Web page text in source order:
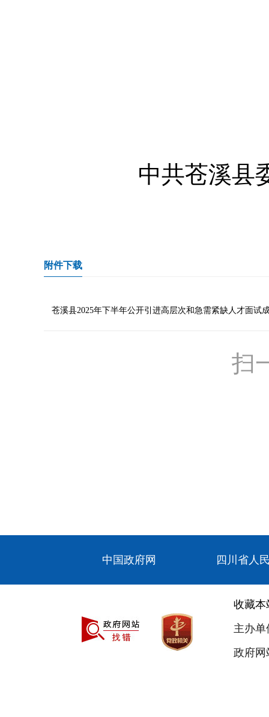
中共苍溪县
附件下载
苍溪县2025年下半年公开引进高层次和急需紧缺人才面试
扫
中国政府网 四川省人
收藏本
主办
政府网